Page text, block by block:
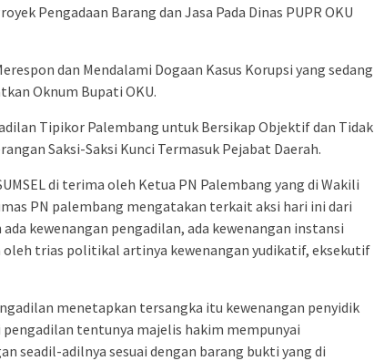
Pengadaan Barang dan Jasa Pada Dinas PUPR OKU
dan Mendalami Dogaan Kasus Korupsi yang sedang
Oknum Bupati OKU.
Tipikor Palembang untuk Bersikap Objektif dan Tidak
Saksi-Saksi Kunci Termasuk Pejabat Daerah.
di terima oleh Ketua PN Palembang yang di Wakili
PN palembang mengatakan terkait aksi hari ini dari
kewenangan pengadilan, ada kewenangan instansi
oleh trias politikal artinya kewenangan yudikatif, eksekutif
menetapkan tersangka itu kewenangan penyidik
pengadilan tentunya majelis hakim mempunyai
seadil-adilnya sesuai dengan barang bukti yang di